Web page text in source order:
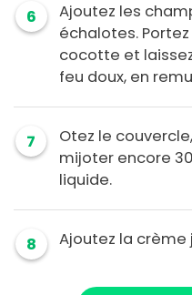
6
Ajoutez les
échalotes.
cocotte et
feu doux, en
7
Otez le
mijoter encore
liquide.
8 Ajoutez la crème